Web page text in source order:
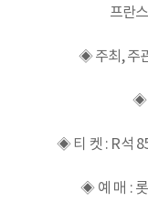
프란
◈ 주최, 주
◈
◈ 티 켓 : R석
◈ 예 매 :